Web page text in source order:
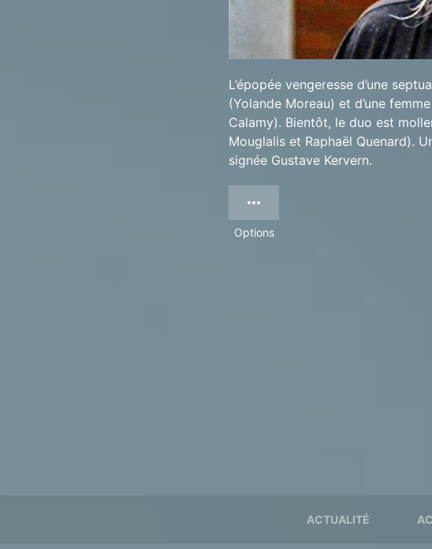
L’épopée vengeresse d’une
(Yolande Moreau) et d’une
Calamy). Bientôt, le duo est
Mouglalis et Raphaël Quenard).
signée Gustave Kervern.
Options
ACTUALITÉ